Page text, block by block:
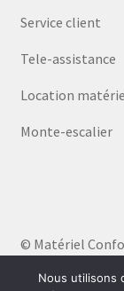
Service client
Tele-assistance
Location
Monte-escalier
© Matériel
Nous utilisons